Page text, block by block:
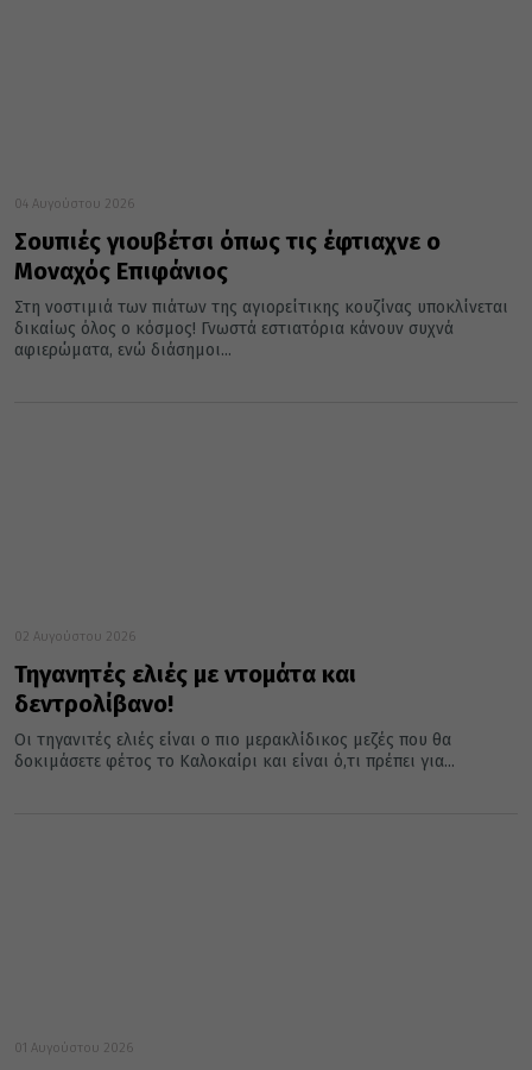
04 Αυγούστου 2026
Σουπιές γιουβέτσι όπως τις έφτιαχνε ο
Μοναχός Επιφάνιος
Στη νοστιμιά των πιάτων της αγιορείτικης κουζίνας υποκλίνεται
δικαίως όλος ο κόσμος! Γνωστά εστιατόρια κάνουν συχνά
αφιερώματα, ενώ διάσημοι...
02 Αυγούστου 2026
Τηγανητές ελιές με ντομάτα και
δεντρολίβανο!
Οι τηγανιτές ελιές είναι ο πιο μερακλίδικος μεζές που θα
δοκιμάσετε φέτος το Καλοκαίρι και είναι ό,τι πρέπει για...
01 Αυγούστου 2026